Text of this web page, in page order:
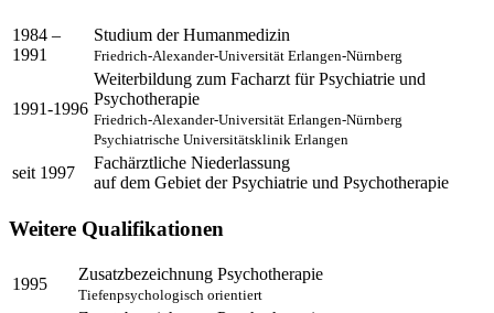
1984 –
1991
Studium der Humanmedizin
Friedrich-Alexander-Universität Erlangen-Nürnberg
1991-1996
Weiterbildung zum Facharzt für Psychiatrie und
Psychotherapie
Friedrich-Alexander-Universität Erlangen-Nürnberg
Psychiatrische Universitätsklinik Erlangen
seit 1997
Fachärztliche Niederlassung
auf dem Gebiet der Psychiatrie und Psychotherapie
Weitere Qualifikationen
1995
Zusatzbezeichnung Psychotherapie
Tiefenpsychologisch orientiert